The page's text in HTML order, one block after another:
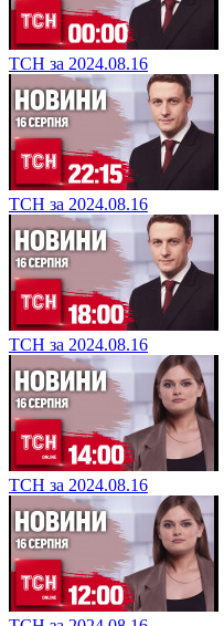
ТСН за 2024.08.16
ТСН за 2024.08.16
ТСН за 2024.08.16
ТСН за 2024.08.16